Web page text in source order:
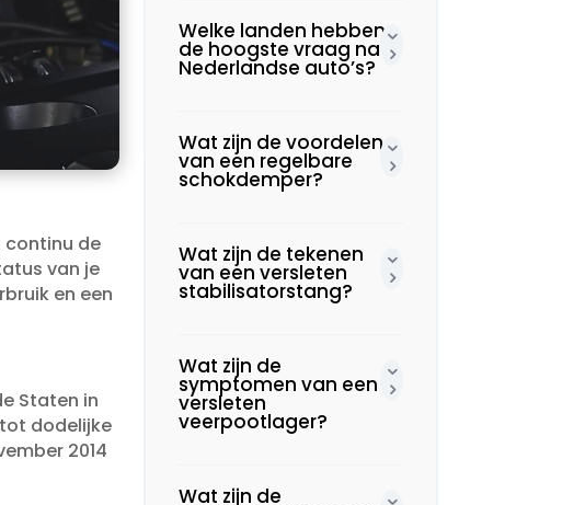
continu de
van je
en een
Staten in
dodelijke
2014
Welke landen hebben
de hoogste vraag naar
Nederlandse auto’s?
Wat zijn de voordelen
van een regelbare
schokdemper?
Wat zijn de tekenen
van een versleten
stabilisatorstang?
Wat zijn de
symptomen van een
versleten
veerpootlager?
Wat zijn de